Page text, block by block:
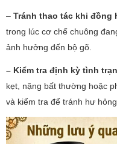
– Tránh thao tác khi đồng
trong lúc cơ chế chuông
ảnh hưởng đến bộ gõ.
– Kiểm tra định kỳ tình
kẹt, nặng bất thường hoặc
và kiểm tra để tránh hư